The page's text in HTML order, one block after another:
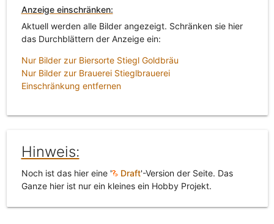
Anzeige einschränken:
Aktuell werden alle Bilder angezeigt. Schränken sie hier
das Durchblättern der Anzeige ein:
Nur Bilder zur Biersorte Stiegl Goldbräu
Nur Bilder zur Brauerei Stieglbrauerei
Einschränkung entfernen
Hinweis:
Noch ist das hier eine ' Draft'-Version der Seite. Das
Ganze hier ist nur ein kleines ein Hobby Projekt.